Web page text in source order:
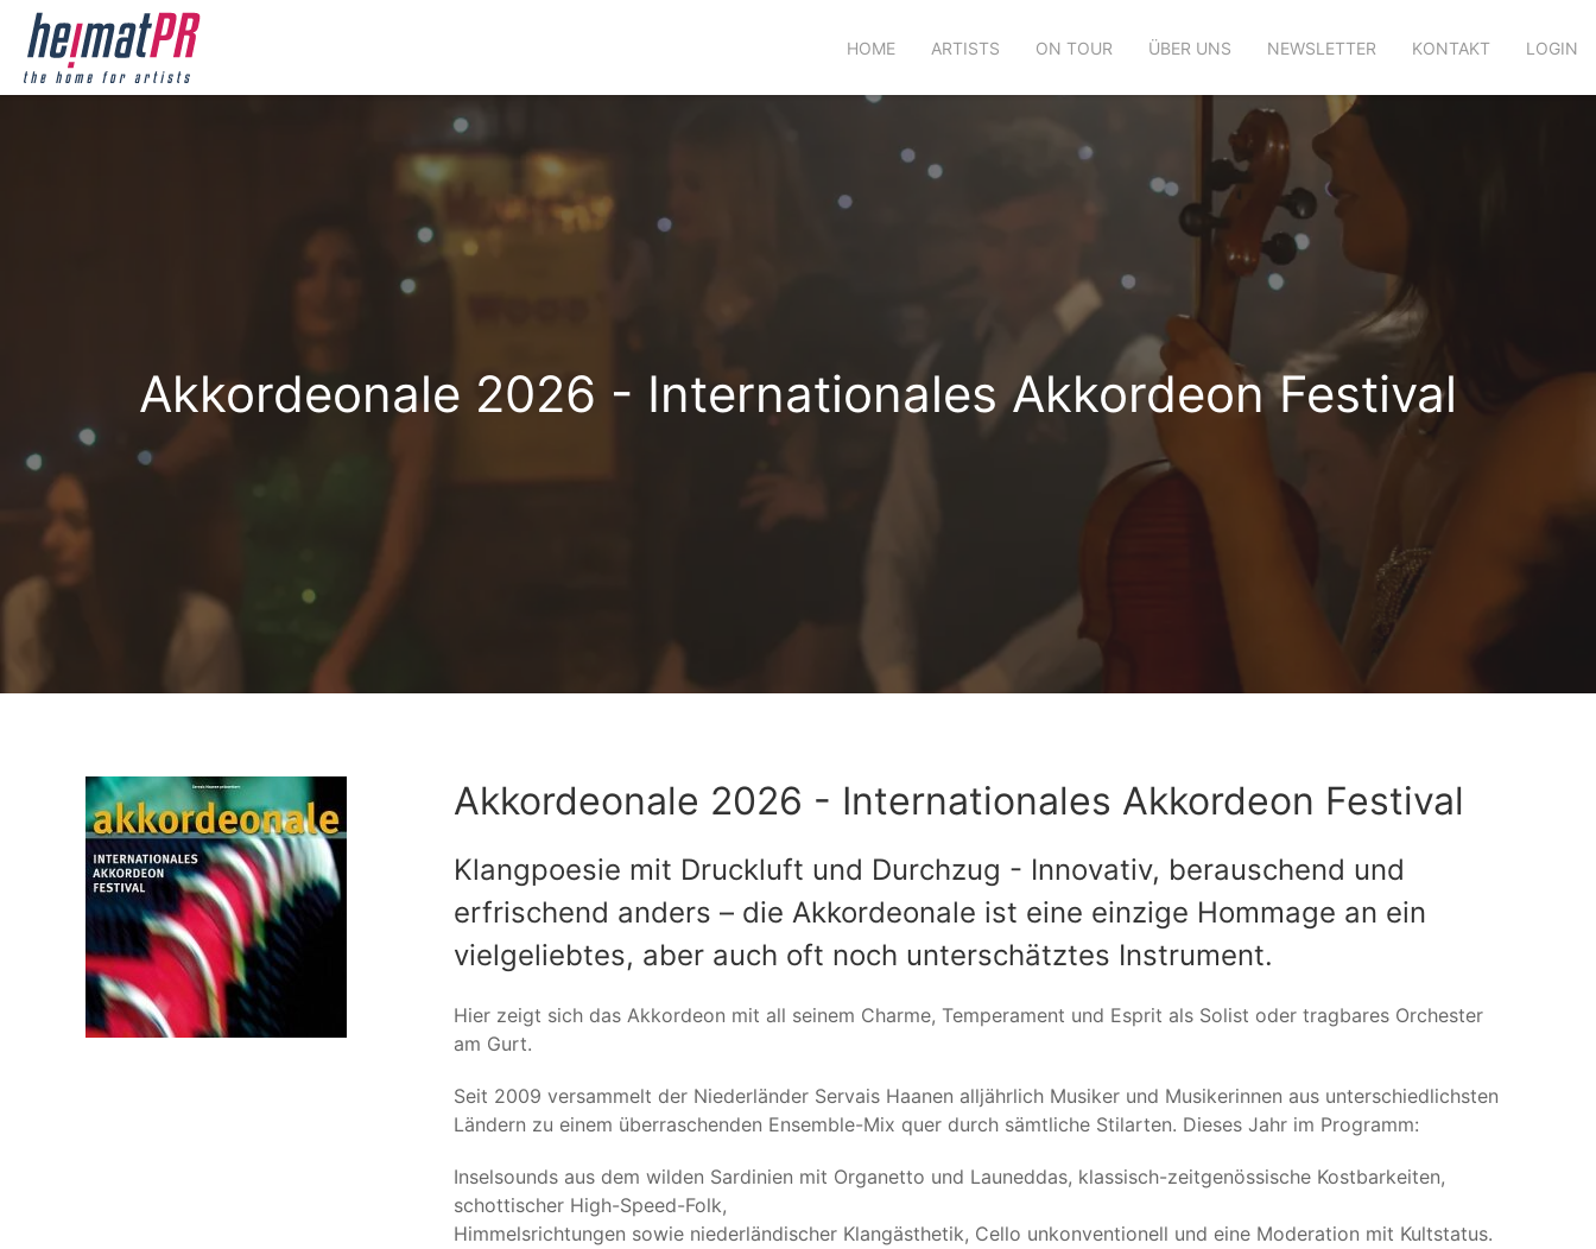
HOME ARTISTS ON TOUR ÜBER UNS NEWSLETTER KONTAKT LOGIN
Akkordeonale 2026 - Internationales Akkordeon Festival
Akkordeonale 2026 - Internationales Akkordeon Festival
Klangpoesie mit Druckluft und Durchzug - Innovativ, berauschend und
erfrischend anders – die Akkordeonale ist eine einzige Hommage an ein
vielgeliebtes, aber auch oft noch unterschätztes Instrument.
Hier zeigt sich das Akkordeon mit all seinem Charme, Temperament und Esprit als Solist oder tragbares Orchester
am Gurt.
Seit 2009 versammelt der Niederländer Servais Haanen alljährlich Musiker und Musikerinnen aus unterschiedlichsten
Ländern zu einem überraschenden Ensemble-Mix quer durch sämtliche Stilarten. Dieses Jahr im Programm:
Inselsounds aus dem wilden Sardinien mit Organetto und Launeddas, klassisch-zeitgenössische Kostbarkeiten,
schottischer High-Speed-Folk,
Himmelsrichtungen sowie niederländischer Klangästhetik, Cello unkonventionell und eine Moderation mit Kultstatus.